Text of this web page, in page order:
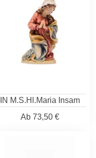
IN M.S.Hl.Maria Insam
Ab73,50 €